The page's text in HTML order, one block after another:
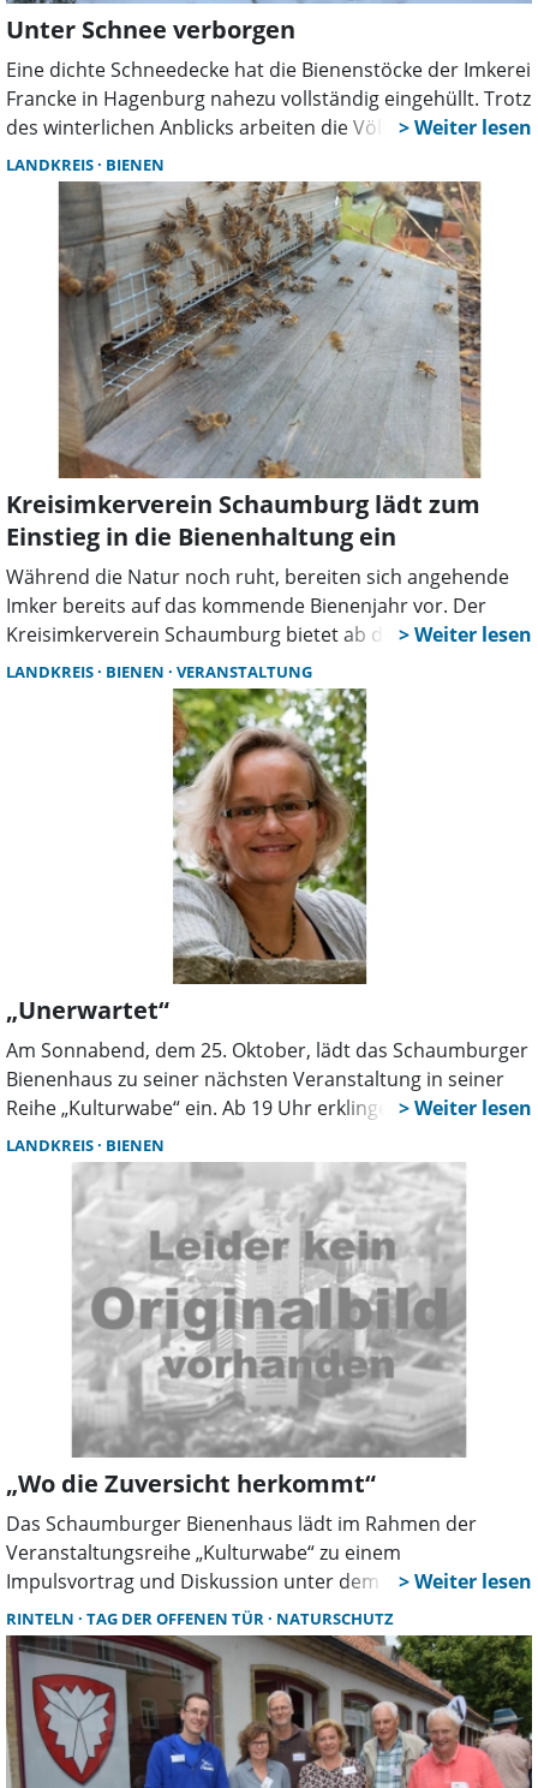
Unter Schnee verborgen
Eine dichte Schneedecke hat die Bienenstöcke der Imkerei
Francke in Hagenburg nahezu vollständig eingehüllt. Trotz
des winterlichen Anblicks arbeiten die Völker im Inneren
weiter. Dank guter Pflege und natürlicher Strategien
stehen die Chancen für eine erfolgreiche Honigsaison
2026 sehr gut.
LANDKREIS BIENEN
Kreisimkerverein Schaumburg lädt zum
Einstieg in die Bienenhaltung ein
Während die Natur noch ruht, bereiten sich angehende
Imker bereits auf das kommende Bienenjahr vor. Der
Kreisimkerverein Schaumburg bietet ab dem 21. Februar
einen umfassenden Imkerkurs für Einsteiger an, um dem
steigenden Interesse an Naturschutz und
Eigenversorgung gerecht zu werden.
LANDKREIS BIENEN VERANSTALTUNG
„Unerwartet“
Am Sonnabend, dem 25. Oktober, lädt das Schaumburger
Bienenhaus zu seiner nächsten Veranstaltung in seiner
Reihe „Kulturwabe“ ein. Ab 19 Uhr erklingen unter der
Überschrift „Unerwartet“ Geschichten und Musik mit
Überraschungsgarantie.
LANDKREIS BIENEN
„Wo die Zuversicht herkommt“
Das Schaumburger Bienenhaus lädt im Rahmen der
Veranstaltungsreihe „Kulturwabe“ zu einem
Impulsvortrag und Diskussion unter dem Motto „Wo die
Zuversicht herkommt“. Dieses findet am Sonntag, dem 28.
September, statt, umrahmt wird die Gesprächsrunde
vom Spiel der Band „Spoons, Fiddle and Stuff“.
RINTELN TAG DER OFFENEN TÜR NATURSCHUTZ